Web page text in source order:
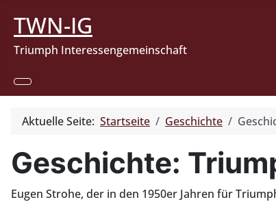
TWN-IG
Triumph Interessengemeinschaft
Aktuelle Seite: Startseite Geschichte
Geschichte:
Eugen Strohe, der in den 1950er Jahren für